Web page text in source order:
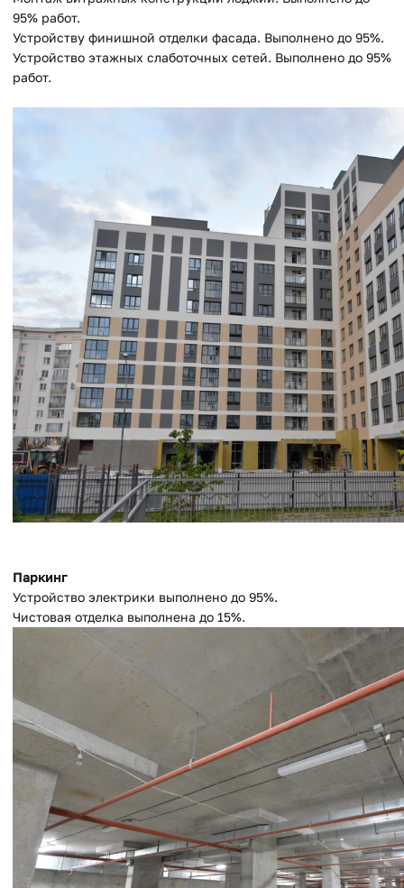
95% работ.
Устройству финишной отделки фасада. Выполнено до 95%.
Устройство этажных слаботочных сетей. Выполнено до 95%
работ.
Паркинг
Устройство электрики выполнено до 95%.
Чистовая отделка выполнена до 15%.